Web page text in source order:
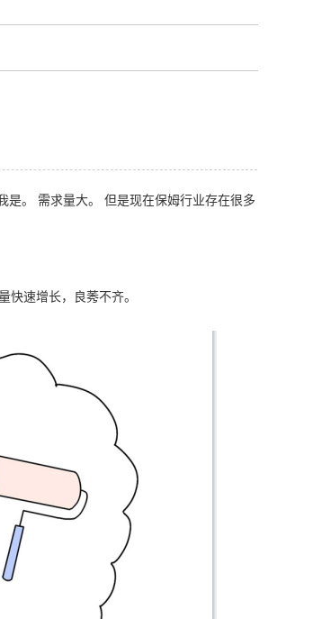
是。 需求量大。 但是现在保姆行业存在很多
快速增长，良莠不齐。